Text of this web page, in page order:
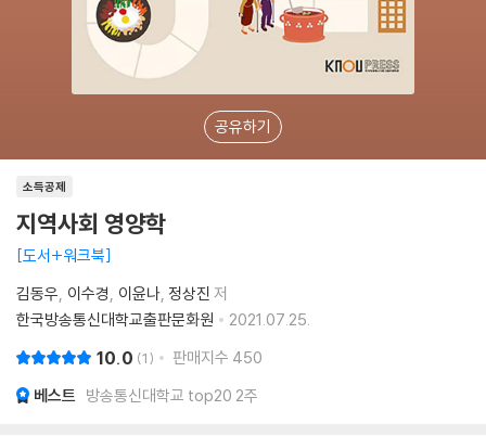
공유하기
소득공제
지역사회 영양학
도서+워크북
김동우 이수경 이윤나 정상진 저
한국방송통신대학교출판문화원
2021.07.25.
10.0 1 판매지수 450
베스트 방송통신대학교 top20 2주